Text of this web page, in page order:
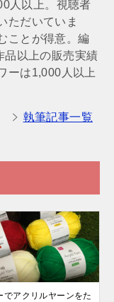
人以上。視聴者
ただいていま
ことが得意。編
品以上の販売実績
ーは1,000人以上
執筆記事一覧
でアクリルヤーンをた